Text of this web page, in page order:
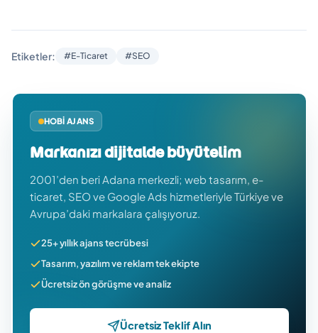
Etiketler: #E-Ticaret #SEO
HOBI AJANS
Markanızı dijitalde büyütelim
2001’den beri Adana merkezli; web tasarım, e-
ticaret, SEO ve Google Ads hizmetleriyle Türkiye ve
Avrupa’daki markalara çalışıyoruz.
25+ yıllık ajans tecrübesi
Tasarım, yazılım ve reklam tek ekipte
Ücretsiz ön görüşme ve analiz
Ücretsiz Teklif Alın